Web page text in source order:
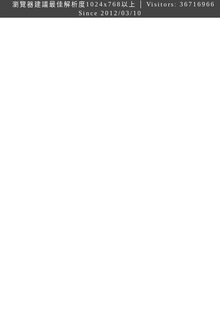
瀏覽器建議最佳解析度1024x768以上 │ Visitors: 36716966
Since 2012/03/10